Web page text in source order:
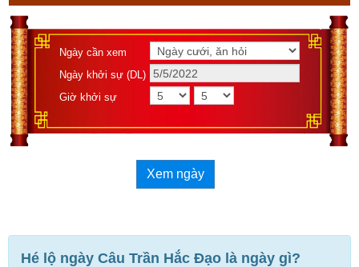
Ngày cần xem
Ngày khởi sự (DL)
Giờ khởi sự
Xem ngày
Hé lộ ngày Câu Trần Hắc Đạo là ngày gì?